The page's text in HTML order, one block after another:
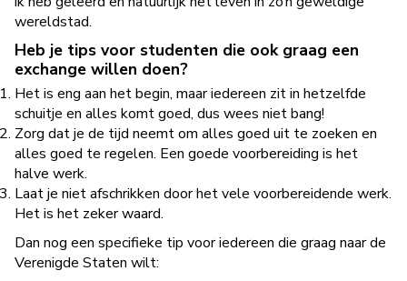
wereldstad.
Heb je tips voor studenten die ook graag een
exchange willen doen?
Het is eng aan het begin, maar iedereen zit in hetzelfde
schuitje en alles komt goed, dus wees niet bang!
Zorg dat je de tijd neemt om alles goed uit te zoeken en
alles goed te regelen. Een goede voorbereiding is het
halve werk.
Laat je niet afschrikken door het vele voorbereidende werk.
Het is het zeker waard.
Dan nog een specifieke tip voor iedereen die graag naar de
Verenigde Staten wilt: